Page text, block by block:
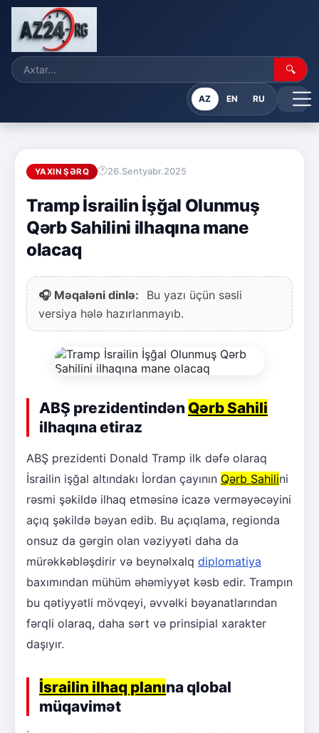
🔍
AZ EN RU
YAXIN ŞƏRQ 26.Sentyabr.2025
Tramp İsrailin İşğal Olunmuş
Qərb Sahilini ilhaqına mane
olacaq
🎧 Məqaləni dinlə:
Bu yazı üçün səsli
versiya hələ hazırlanmayıb.
ABŞ prezidentindən Qərb Sahili
ilhaqına etiraz
ABŞ prezidenti Donald Tramp ilk dəfə olaraq
İsrailin işğal altındakı İordan çayının Qərb Sahilini
rəsmi şəkildə ilhaq etməsinə icazə verməyəcəyini
açıq şəkildə bəyan edib. Bu açıqlama, regionda
onsuz da gərgin olan vəziyyəti daha da
mürəkkəbləşdirir və beynəlxalq diplomatiya
baxımından mühüm əhəmiyyət kəsb edir. Trampın
bu qətiyyətli mövqeyi, əvvəlki bəyanatlarından
fərqli olaraq, daha sərt və prinsipial xarakter
daşıyır.
İsrailin ilhaq planına qlobal
müqavimət